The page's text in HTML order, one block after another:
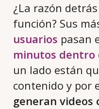
¿La razón
función? Sus
usuarios pasan
minutos dentro
un lado están
contenido y por
generan videos